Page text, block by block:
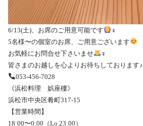
6/13(土)、お席のご用意可能です
‍♀️
5名様〜の個室のお席、ご用意ございます
お気軽にお問合せ下さいませ
‍♀️
皆さまのお越しを心よりお待ちしております♪
053-456-7028
《浜松料理 娯座樓》
浜松市中央区肴町317-15
【営業時間】
18:00〜0:00（Lo.23:00）